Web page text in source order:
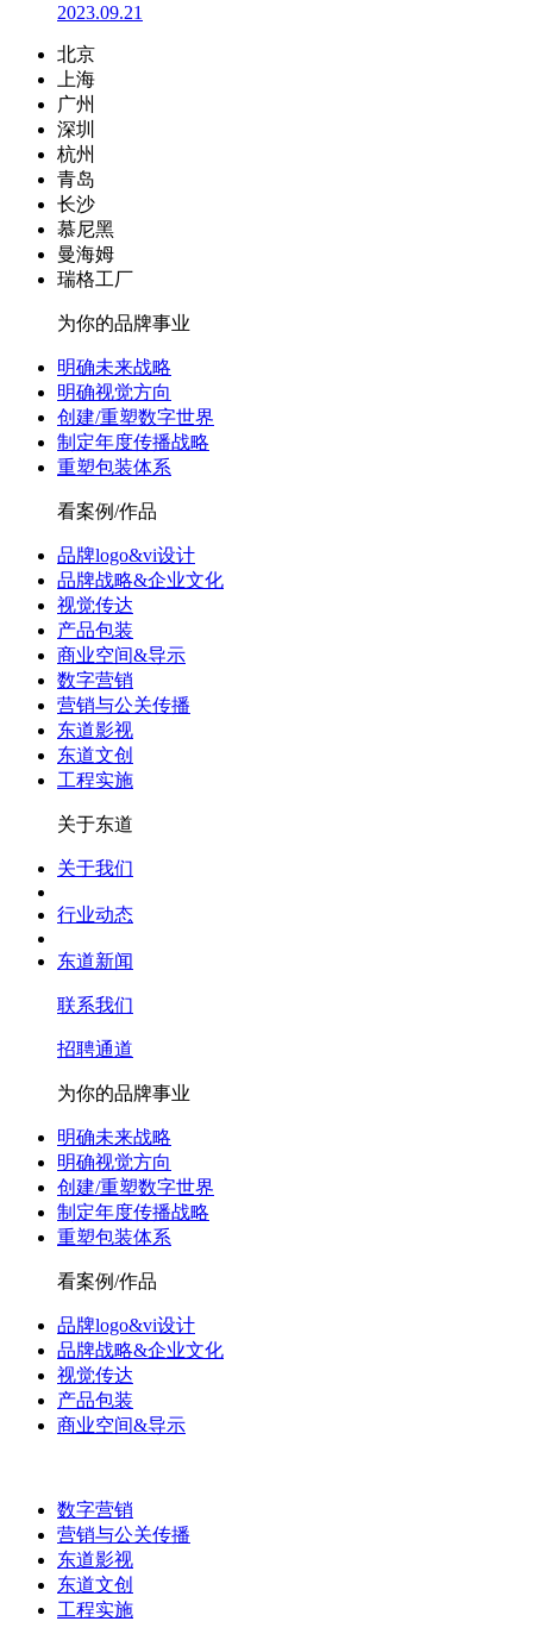
2023.09.21
北京
上海
广州
深圳
杭州
青岛
长沙
慕尼黑
曼海姆
瑞格工厂
为你的品牌事业
明确未来战略
明确视觉方向
创建/重塑数字世界
制定年度传播战略
重塑包装体系
看案例/作品
品牌logo&vi设计
品牌战略&企业文化
视觉传达
产品包装
商业空间&导示
数字营销
营销与公关传播
东道影视
东道文创
工程实施
关于东道
关于我们
行业动态
东道新闻
联系我们
招聘通道
为你的品牌事业
明确未来战略
明确视觉方向
创建/重塑数字世界
制定年度传播战略
重塑包装体系
看案例/作品
品牌logo&vi设计
品牌战略&企业文化
视觉传达
产品包装
商业空间&导示
数字营销
营销与公关传播
东道影视
东道文创
工程实施